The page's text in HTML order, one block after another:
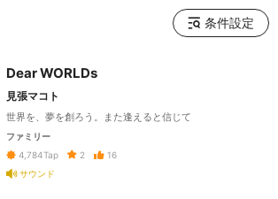
条件設定
Dear WORLDs
見張マコト
世界を、夢を創ろう。また逢えると信じて
ファミリー
4,784Tap 2
16
サウンド